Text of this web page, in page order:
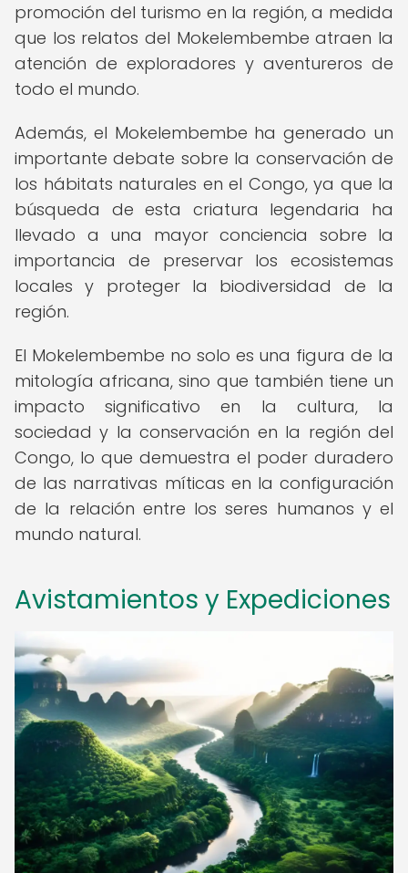
promoción del turismo en la región, a medida
que los relatos del Mokelembembe atraen la
atención de exploradores y aventureros de
todo el mundo.
Además, el Mokelembembe ha generado un
importante debate sobre la conservación de
los hábitats naturales en el Congo, ya que la
búsqueda de esta criatura legendaria ha
llevado a una mayor conciencia sobre la
importancia de preservar los ecosistemas
locales y proteger la biodiversidad de la
región.
El Mokelembembe no solo es una figura de la
mitología africana, sino que también tiene un
impacto significativo en la cultura, la
sociedad y la conservación en la región del
Congo, lo que demuestra el poder duradero
de las narrativas míticas en la configuración
de la relación entre los seres humanos y el
mundo natural.
Avistamientos y Expediciones